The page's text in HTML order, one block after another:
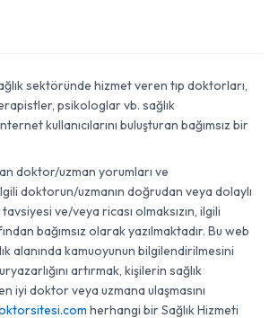
sektöründe hizmet veren tıp doktorları,
psikologlar vb. sağlık
kullanıcılarını buluşturan bağımsız bir
doktor/uzman yorumları ve
doktorun/uzmanın doğrudan veya dolaylı
ve/veya ricası olmaksızın, ilgili
bağımsız olarak yazılmaktadır. Bu web
alanında kamuoyunun bilgilendirilmesini
artırmak, kişilerin sağlık
iyi doktor veya uzmana ulaşmasını
herhangi bir Sağlık Hizmeti